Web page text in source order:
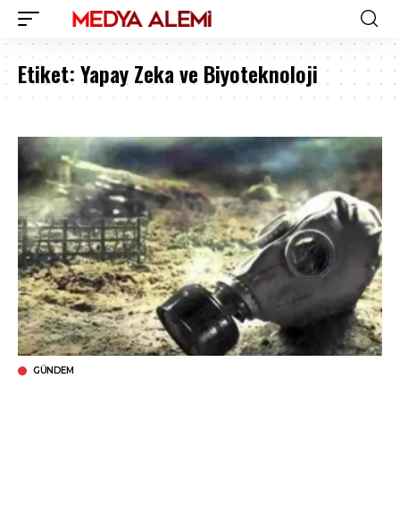
Etiket:Yapay Zeka ve Biyoteknoloji
GÜNDEM